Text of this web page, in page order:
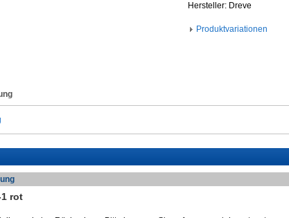
Hersteller: Dreve
Produktvariationen
rot